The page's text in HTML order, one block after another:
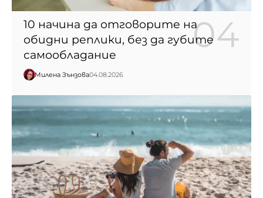
10 начина да отговорите на
обидни реплики, без да губите
самообладание
Милена Зънзова04.08.2026